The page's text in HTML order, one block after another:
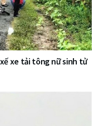
xe tải tông nữ sinh tử